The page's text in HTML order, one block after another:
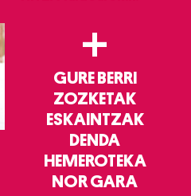
+
GURE BERRI
ZOZKETAK
ESKAINTZAK
DENDA
HEMEROTEKA
NOR GARA